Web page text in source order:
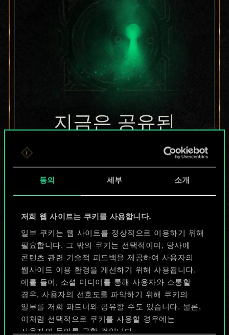
동의 세부 소개
저희 웹 사이트는 쿠키를 사용합니다.
일부 쿠키는 웹 사이트를 정상적으로 이용하기 위해
필요합니다. 그 밖의 쿠키는 선택적이며, 당사에
콘텐츠 관련 기술적 피드백을 제공하여 사용자의
웹사이트 이용 환경을 개선하기 위해 사용됩니다.
예를 들어, 소셜 미디어를 통해 사용자와 소통할
경우, 사용자의 선호도를 파악하기 위해 쿠키의
일부를 저희 파트너와 공유할 수도 있습니다. 물론,
이처럼 선택적으로 쿠키를 사용할 경우에는
사용자의 동의를 구할 것입니다.
지금은 공유된
카드들에 지나지
않지만
무궁무진한
가능성을 가지고
있습니다!
덱 이름 짓기 & 가이드 작성하기
덱 편집